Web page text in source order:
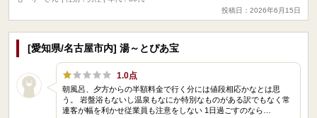
投稿日：2026年6月15日
[愛知県/名古屋市内] 湯～とぴあ宝
1.0点
朝風呂、夕方からの半額料金で行く分には値段相応かなとは思
う。 岩盤浴もないし温泉もなにか特別なものがある訳でもなく常
連客が幅を利かせ従業員も注意をしない 1日過ごすのなら…